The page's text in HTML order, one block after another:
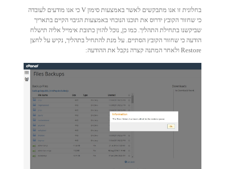
בחלונית זו אנו מתבקשים לאשר באמצעות סימון V כי אנו מודעים לעובדה
כי שחזור הקובץ ידרוס את תוכנו הנוכחי באמצעות הגיבוי הקיים בתאריך
שביקשנו בתחילת התהליך. כמו כן, נוכל להזין כתובת אימייל אליה תישלח
הודעה כי שחזור הקובץ הסתיים. על מנת להתחיל בתהליך, נקיש על לחצן
Restore ולאחר המתנה קצרה נקבל את ההודעה: